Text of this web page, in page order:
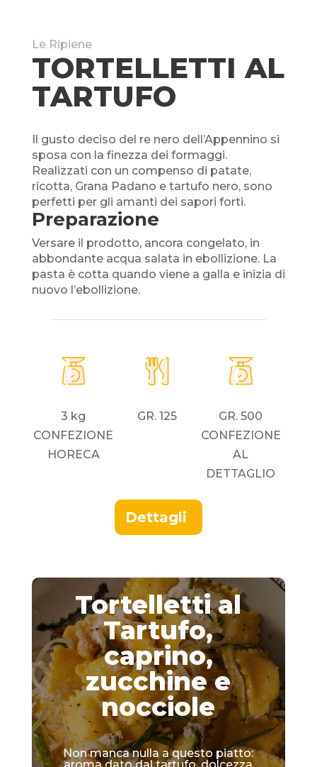
Le Ripiene
TORTELLETTI AL
TARTUFO
Il gusto deciso del re nero dell’Appennino si
sposa con la finezza dei formaggi.
Realizzati con un compenso di patate,
ricotta, Grana Padano e tartufo nero, sono
perfetti per gli amanti dei sapori forti.
Preparazione
Versare il prodotto, ancora congelato, in
abbondante acqua salata in ebollizione. La
pasta è cotta quando viene a galla e inizia di
nuovo l’ebollizione.
3 kg
CONFEZIONE
HORECA
GR. 125
GR. 500
CONFEZIONE
AL
DETTAGLIO
Dettagli
Tortelletti al
Tartufo,
caprino,
zucchine e
nocciole
Non manca nulla a questo piatto: